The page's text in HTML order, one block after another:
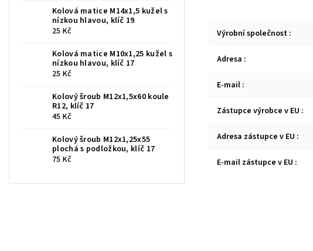
Kolová matice M14x1,5 kužel s
nízkou hlavou, klíč 19
25 Kč
Kolová matice M10x1,25 kužel s
nízkou hlavou, klíč 17
25 Kč
Kolový šroub M12x1,5x60 koule
R12, klíč 17
45 Kč
Kolový šroub M12x1,25x55
plochá s podložkou, klíč 17
75 Kč
Výrobní společnost :
Adresa :
E-mail :
Zástupce výrobce v EU :
Adresa zástupce v EU :
E-mail zástupce v EU :